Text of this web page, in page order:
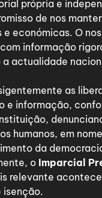
própria e
de nos
económicas. O
informação
actualidade
as
e informação,
humanos, em
da
o Imparcial
relevante
isenção.